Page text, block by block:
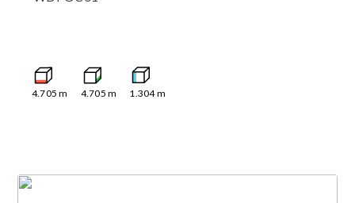
4.705 m 4.705 m 1.304m